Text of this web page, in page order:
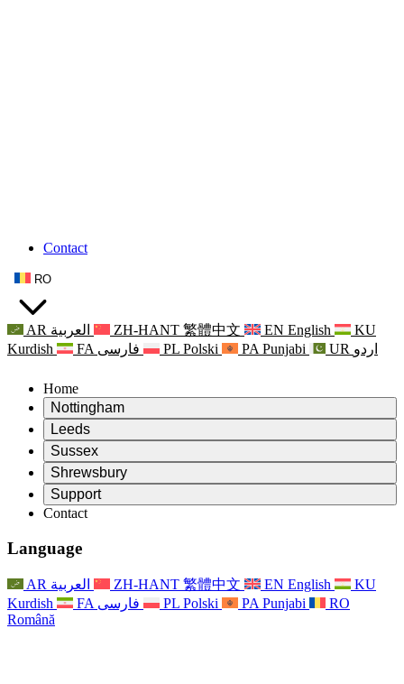
Contact
RO
AR العربية ZH-HANT 繁體中文 EN English
KU
Kurdish
FA فارسی PL Polski PA Punjabi UR اردو
Home
Nottingham
Review
Președintele revizuirii
Echipa independentă de evaluare
Termeni de referință
Raportul final al evaluării independente
Întrebări frecvente
Procesul de feedback al familiei
Buletine informative
Renunțare
Evenimente
Leeds
Review
Președintele revizuirii
Echipa independentă de evaluare
Termeni de referință
Contact
Sprijin psihologic pentru familii
Actualizări pentru familii
Evenimente
For Staff
Sprijin pentru personal
Vocile personalului
Sussex
Review
Președintele revizuirii
Echipa independentă de evaluare
Termeni de referință
For Families
Actualizări pentru familii
Evenimente
For Staff
Shrewsbury
Review
Termeni de referință pentru revizuirea maternității
Raportul final al evaluării independente
Primul raport al evaluării independente
For Families
Actualizări
Support
Leeds
Nottingham
Serviciul de asistență psihologică familială
Sprijin în caz de criză în domeniul sănătății mintale
Servicii regionale Nottingham
National
Sepsis Charities
Contact
Language
AR العربية ZH-HANT 繁體中文 EN English
KU
Kurdish
FA فارسی PL Polski PA Punjabi
RO
Română